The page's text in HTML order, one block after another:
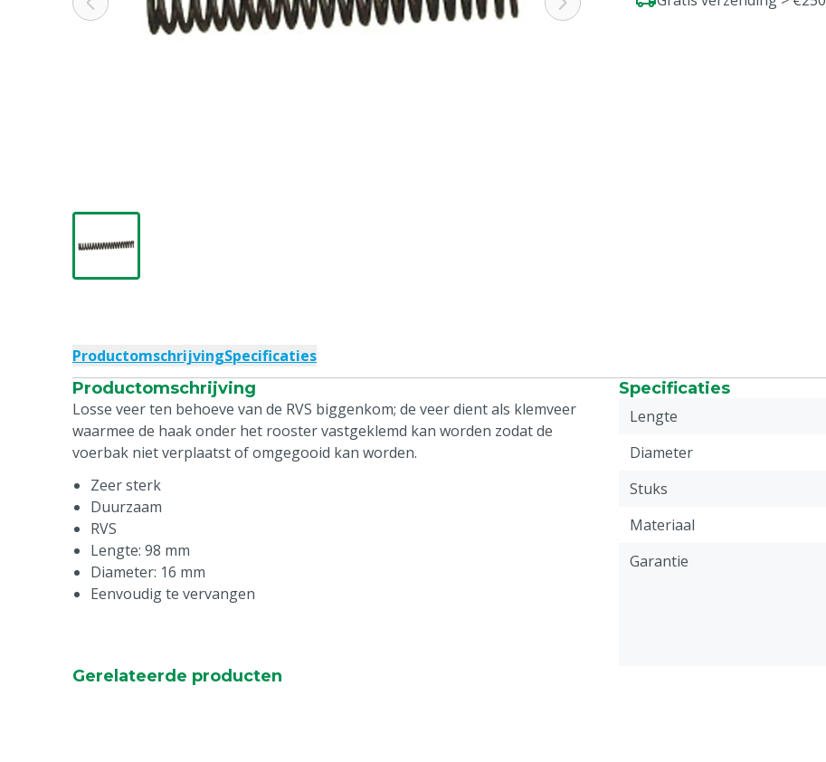
ProductomschrijvingSpecificaties
Productomschrijving
Losse veer ten behoeve van de RVS biggenkom; de veer dient als klemveer
waarmee de haak onder het rooster vastgeklemd kan worden zodat de
voerbak niet verplaatst of omgegooid kan worden.
Zeer sterk
Duurzaam
RVS
Lengte: 98 mm
Diameter: 16 mm
Eenvoudig te vervangen
Specificaties
Lengte
Diameter
Stuks
Materiaal
Garantie
Gerelateerde producten